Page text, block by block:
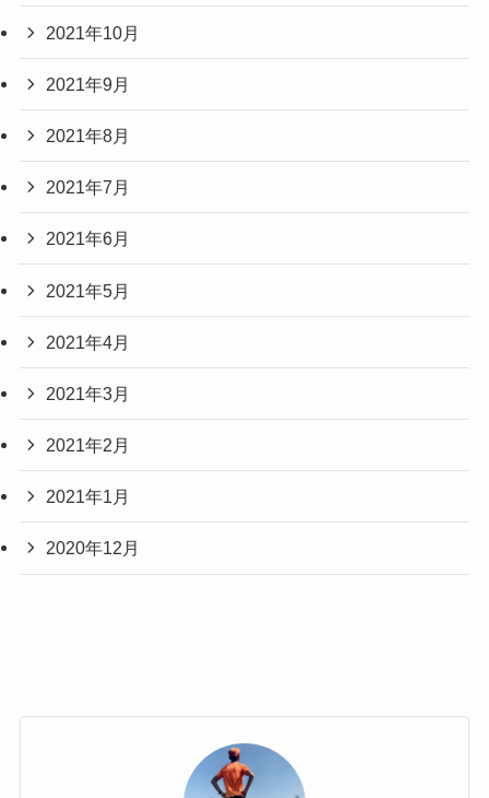
2021年10月
2021年9月
2021年8月
2021年7月
2021年6月
2021年5月
2021年4月
2021年3月
2021年2月
2021年1月
2020年12月